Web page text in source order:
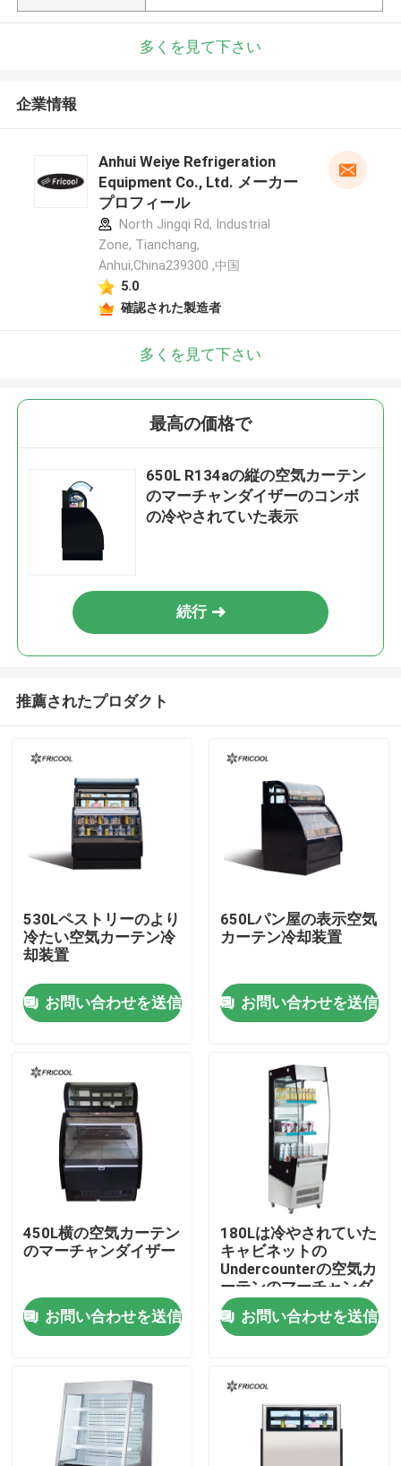
ホーム
製品
会社案内
品質管理
お問い合わせ
冷やされていたデリカテッセンの箱
ガラス ドアのマーチャンダイザー
多くを見て下さい
企業情報
Anhui Weiye Refrigeration
Equipment Co., Ltd. メーカー
プロフィール
North Jingqi Rd, Industrial
Zone, Tianchang,
Anhui,China239300 ,中国
5.0
確認された製造者
多くを見て下さい
最高の価格で
650L R134aの縦の空気カーテン
のマーチャンダイザーのコンボ
の冷やされていた表示
続行
推薦されたプロダクト
530Lペストリーのより
冷たい空気カーテン冷
却装置
お問い合わせを送信
650Lパン屋の表示空気
カーテン冷却装置
お問い合わせを送信
450L横の空気カーテン
のマーチャンダイザー
お問い合わせを送信
180Lは冷やされていた
キャビネットの
Undercounterの空気カ
ーテンのマーチャンダ
イザーETLを表示する
お問い合わせを送信